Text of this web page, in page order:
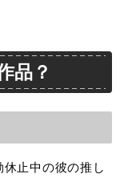
品？
止中の彼の推し